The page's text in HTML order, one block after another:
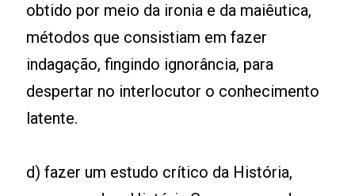
obtido por meio da ironia e da maiêutica,
métodos que consistiam em fazer
indagação, fingindo ignorância, para
despertar no interlocutor o conhecimento
latente.
d) fazer um estudo crítico da História,